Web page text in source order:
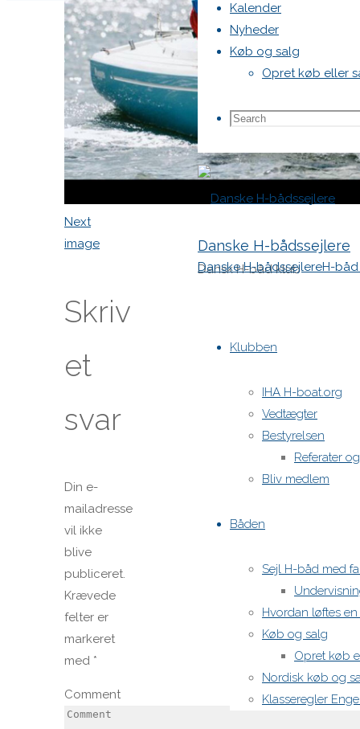
Kalender
Nyheder
Køb og salg
Opret køb eller
Search
Search
Danske H-bådssejlere
Dansk H-båd klub
Danske H-bådssejlereH-
Klubben
IHA H-boat.org
Vedtægter
Bestyrelsen
Referater
Bliv medlem
Båden
Sejl H-båd med
Hvordan løftes
Køb og salg
Opret køb
Nordisk køb og
Klasseregler
Next
image
Skriv
et
svar
Din e-
mailadresse
vil ikke
blive
publiceret.
Krævede
felter er
markeret
med *
Comment